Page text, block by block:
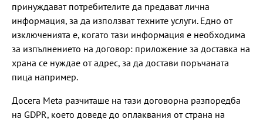
принуждават потребителите да предават лична
информация, за да използват техните услуги. Едно от
изключенията е, когато тази информация е необходима
за изпълнението на договор: приложение за доставка на
храна се нуждае от адрес, за да достави поръчаната
пица например.
Досега Meta разчиташе на тази договорна разпоредба
на GDPR, което доведе до оплаквания от страна на